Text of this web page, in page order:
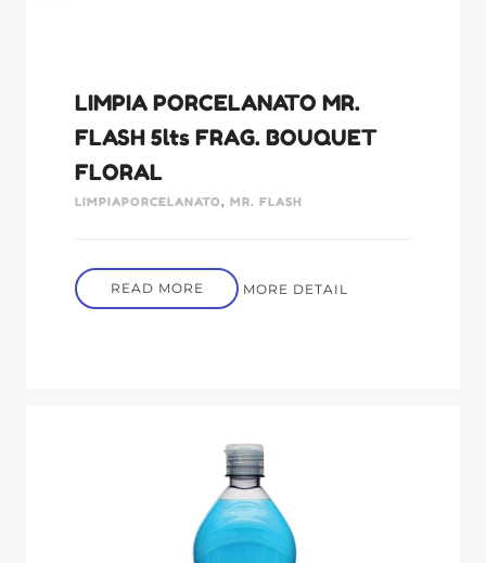
LIMPIA PORCELANATO MR.
FLASH 5lts FRAG. BOUQUET
FLORAL
LIMPIAPORCELANATO, MR. FLASH
READ MORE MORE DETAIL